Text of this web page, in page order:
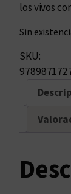
los vivos
Sin
SKU: